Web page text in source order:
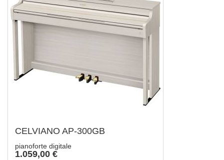
CELVIANO AP-300GB
pianoforte digitale
1.059,00 €